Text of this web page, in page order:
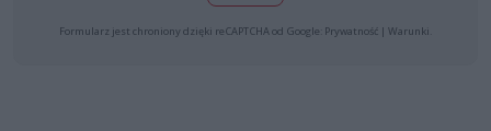
Formularz jest chroniony dzięki reCAPTCHA od Google: Prywatność | Warunki